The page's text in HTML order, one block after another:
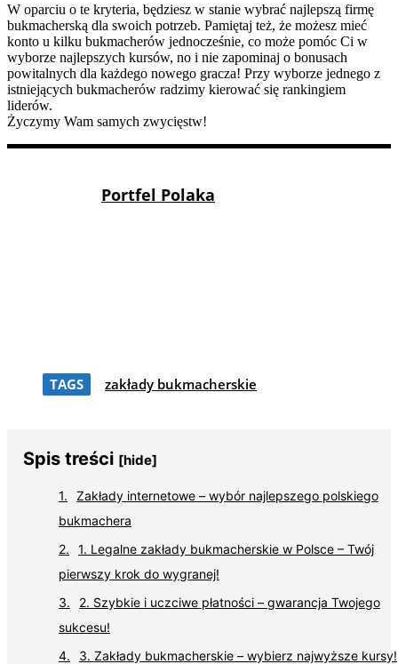
W oparciu o te kryteria, będziesz w stanie wybrać najlepszą firmę
bukmacherską dla swoich potrzeb. Pamiętaj też, że możesz mieć
konto u kilku bukmacherów jednocześnie, co może pomóc Ci w
wyborze najlepszych kursów, no i nie zapominaj o bonusach
powitalnych dla każdego nowego gracza! Przy wyborze jednego z
istniejących bukmacherów radzimy kierować się rankingiem
liderów.
Życzymy Wam samych zwycięstw!
Portfel Polaka
TAGS zakłady bukmacherskie
Spis treści [hide]
Zakłady internetowe – wybór najlepszego polskiego
bukmachera
1. Legalne zakłady bukmacherskie w Polsce – Twój
pierwszy krok do wygranej!
2. Szybkie i uczciwe płatności – gwarancja Twojego
sukcesu!
3. Zakłady bukmacherskie – wybierz najwyższe kursy!